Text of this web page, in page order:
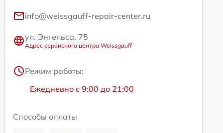
info@weissgauff-repair-center.ru
ул. Энгельса, 75
Адрес сервисного центра Weissgauff
Режим работы:
Ежедневно с 9:00 до 21:00
Способы оплаты